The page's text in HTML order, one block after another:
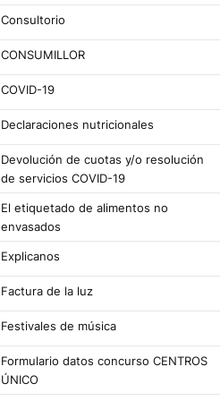
Consultorio
CONSUMILLOR
COVID-19
Declaraciones nutricionales
Devolución de cuotas y/o resolución
de servicios COVID-19
El etiquetado de alimentos no
envasados
Explicanos
Factura de la luz
Festivales de música
Formulario datos concurso CENTROS
ÚNICO